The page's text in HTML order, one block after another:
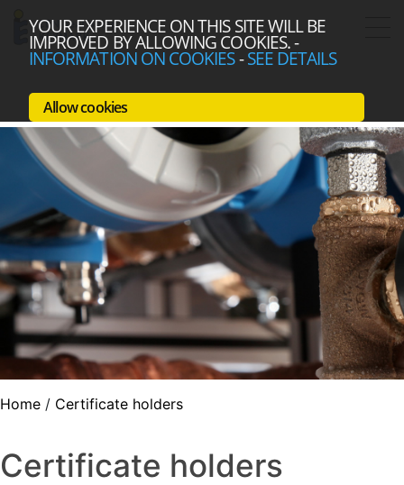
YOUR EXPERIENCE ON THIS SITE WILL BE
IMPROVED BY ALLOWING COOKIES.-
INFORMATION ON COOKIES-SEE DETAILS
Allow cookies
Home / Certificate holders
Certificate holders